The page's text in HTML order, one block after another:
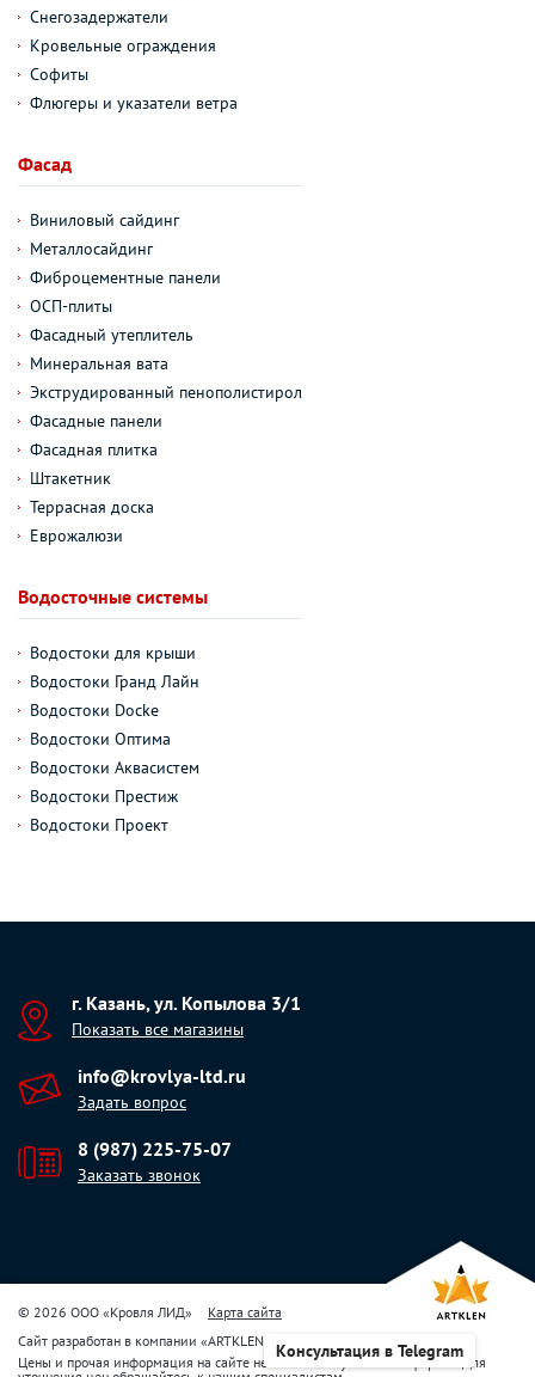
Снегозадержатели
Кровельные ограждения
Софиты
Флюгеры и указатели ветра
Фасад
Виниловый сайдинг
Металлосайдинг
Фиброцементные панели
ОСП-плиты
Фасадный утеплитель
Минеральная вата
Экструдированный пенополистирол
Фасадные панели
Фасадная плитка
Штакетник
Террасная доска
Еврожалюзи
Водосточные системы
Водостоки для крыши
Водостоки Гранд Лайн
Водостоки Docke
Водостоки Оптима
Водостоки Аквасистем
Водостоки Престиж
Водостоки Проект
г. Казань, ул. Копылова 3/1
Показать все магазины
info@krovlya-ltd.ru
Задать вопрос
8 (987) 225-75-07
Заказать звонок
© 2026 ООО «Кровля ЛИД»
Карта сайта
Сайт разработан в компании «ARTKLEN
Цены и прочая информация на сайте не являются публичной офертой. Для
Консультация в Telegram